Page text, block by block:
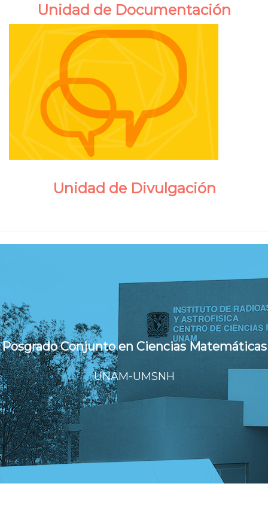
Unidad de Documentación
Unidad de Divulgación
Posgrado Conjunto en Ciencias Matemáticas
UNAM-UMSNH